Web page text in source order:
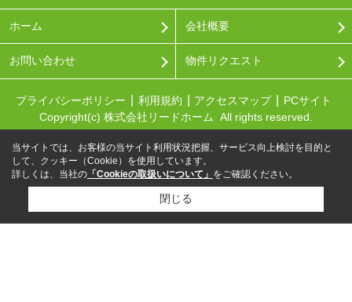
ホーム 会社概要
お問い合わせ 物件リクエスト
プライバシーポリシー 利用規約 アクセスマップ
PCサイト
Copyright(c) 株式会社リードホーム All rights reserved.
当サイトでは、お客様の当サイト利用状況把握、サービス向上検討を目的と
して、クッキー（Cookie）を使用しています。
詳しくは、当社の 「Cookieの取扱いについて」 をご確認ください。
閉じる